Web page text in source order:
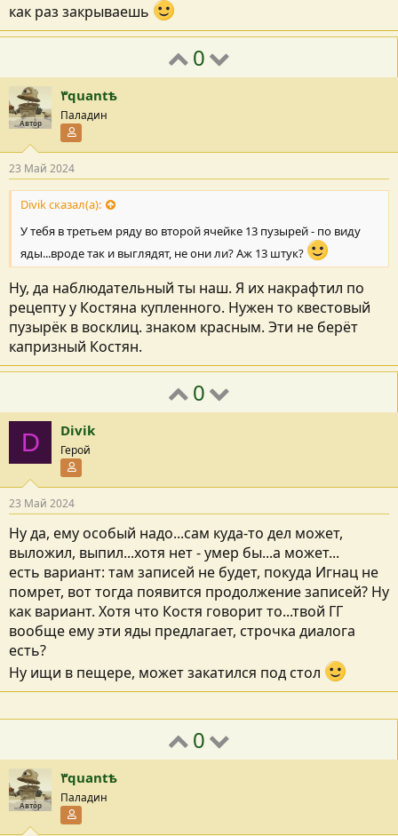
как раз закрываешь
0
Автор
٣quantѣ
Паладин
23 Май 2024
Divik сказал(а):
У тебя в третьем ряду во второй ячейке 13 пузырей - по виду
яды...вроде так и выглядят, не они ли? Аж 13 штук?
Ну, да наблюдательный ты наш. Я их накрафтил по
рецепту у Костяна купленного. Нужен то квестовый
пузырёк в восклиц. знаком красным. Эти не берёт
капризный Костян.
0
D Divik
Герой
23 Май 2024
Ну да, ему особый надо...сам куда-то дел может,
выложил, выпил...хотя нет - умер бы...а может...
есть вариант: там записей не будет, покуда Игнац не
помрет, вот тогда появится продолжение записей? Ну
как вариант. Хотя что Костя говорит то...твой ГГ
вообще ему эти яды предлагает, строчка диалога
есть?
Ну ищи в пещере, может закатился под стол
0
Автор
٣quantѣ
Паладин